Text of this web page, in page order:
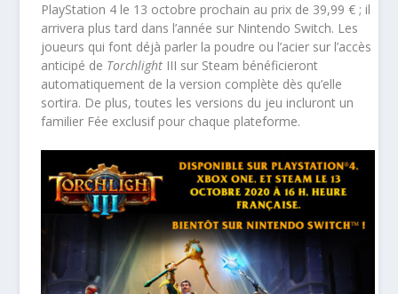
PlayStation 4 le 13 octobre prochain au prix de 39,99 € ; il
arrivera plus tard dans l’année sur Nintendo Switch. Les
joueurs qui font déjà parler la poudre ou l’acier sur l’accès
anticipé de Torchlight III sur Steam bénéficieront
automatiquement de la version complète dès qu’elle
sortira. De plus, toutes les versions du jeu incluront un
familier Fée exclusif pour chaque plateforme.